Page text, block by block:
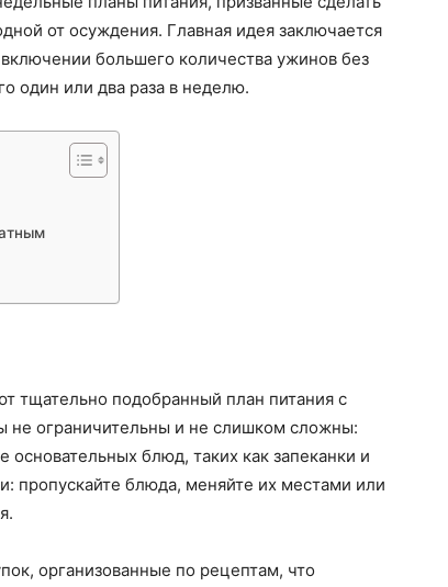
от осуждения. Главная идея заключается
большего количества ужинов без
один или два раза в неделю.
тщательно подобранный план питания с
не ограничительны и не слишком сложны:
блюд, таких как запеканки и
пропускайте блюда, меняйте их местами или
организованные по рецептам, что